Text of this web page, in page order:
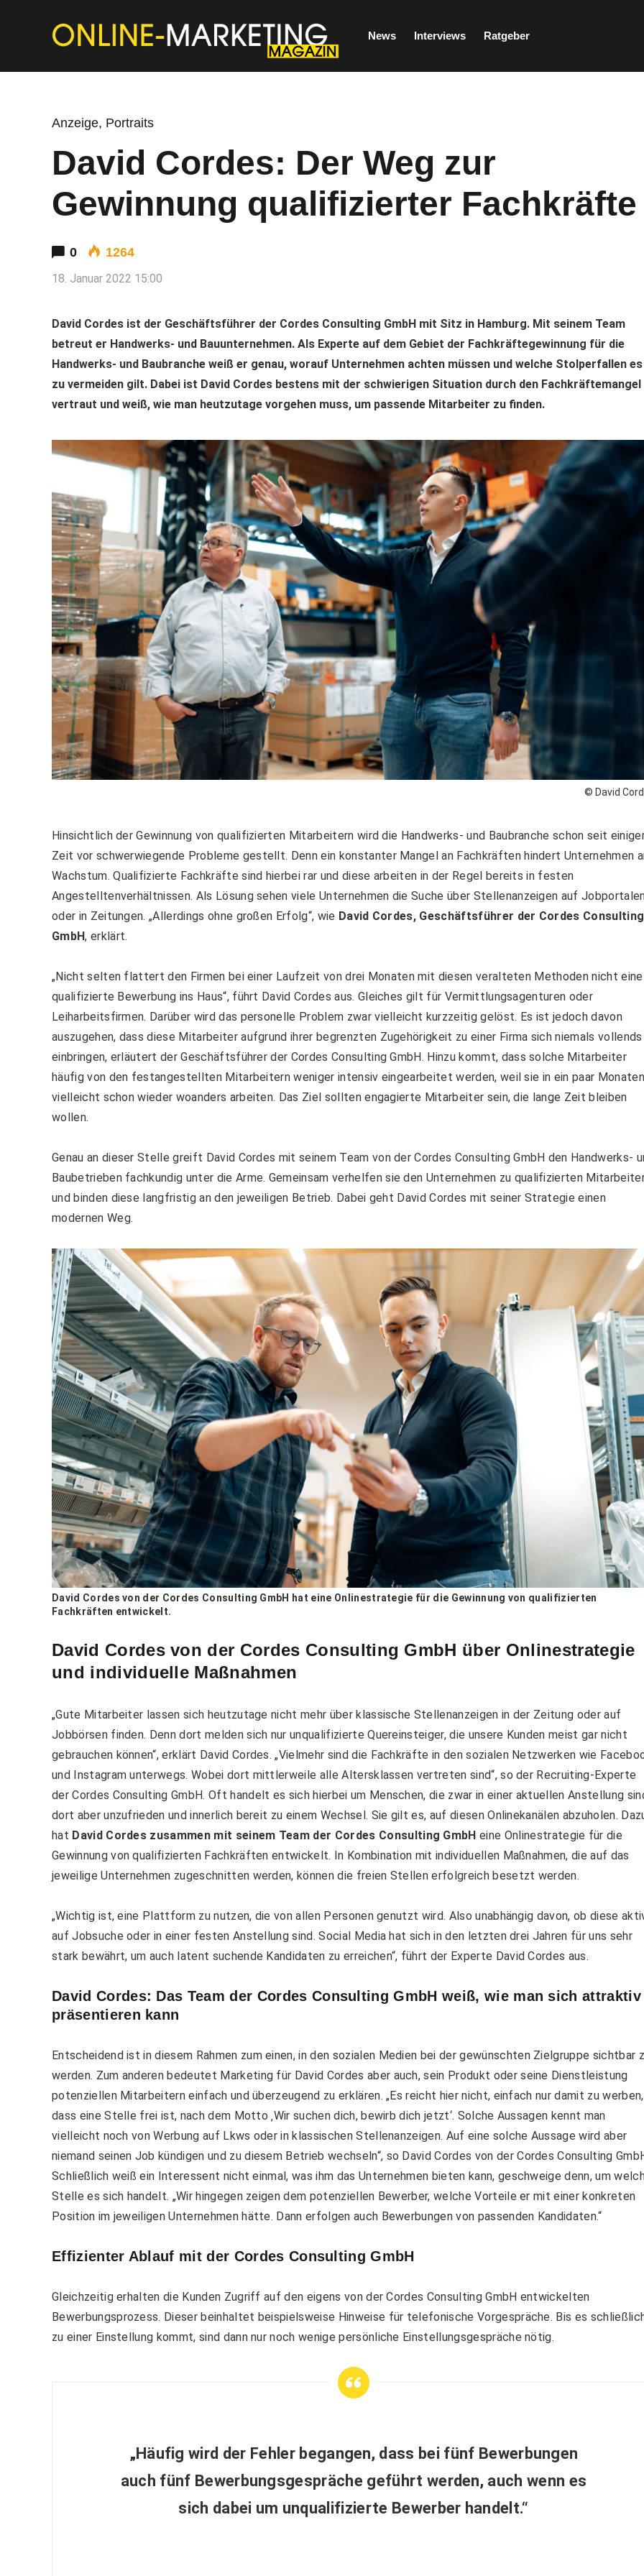
News Interviews Ratgeber
Anzeige, Portraits
David Cordes: Der Weg zur
Gewinnung qualifizierter Fachkräfte
0 1264
18. Januar 2022 15:00
David Cordes ist der Geschäftsführer der Cordes Consulting GmbH mit Sitz in Hamburg. Mit seinem Team
betreut er Handwerks- und Bauunternehmen. Als Experte auf dem Gebiet der Fachkräftegewinnung für die
Handwerks- und Baubranche weiß er genau, worauf Unternehmen achten müssen und welche Stolperfallen es
zu vermeiden gilt. Dabei ist David Cordes bestens mit der schwierigen Situation durch den Fachkräftemangel
vertraut und weiß, wie man heutzutage vorgehen muss, um passende Mitarbeiter zu finden.
© David
Hinsichtlich der Gewinnung von qualifizierten Mitarbeitern wird die Handwerks- und Baubranche schon seit
Zeit vor schwerwiegende Probleme gestellt. Denn ein konstanter Mangel an Fachkräften hindert Unternehmen
Wachstum. Qualifizierte Fachkräfte sind hierbei rar und diese arbeiten in der Regel bereits in festen
Angestelltenverhältnissen. Als Lösung sehen viele Unternehmen die Suche über Stellenanzeigen auf
oder in Zeitungen. „Allerdings ohne großen Erfolg“, wie David Cordes, Geschäftsführer der Cordes Consulting
GmbH, erklärt.
„Nicht selten flattert den Firmen bei einer Laufzeit von drei Monaten mit diesen veralteten Methoden nicht eine
qualifizierte Bewerbung ins Haus“, führt David Cordes aus. Gleiches gilt für Vermittlungsagenturen oder
Leiharbeitsfirmen. Darüber wird das personelle Problem zwar vielleicht kurzzeitig gelöst. Es ist jedoch davon
auszugehen, dass diese Mitarbeiter aufgrund ihrer begrenzten Zugehörigkeit zu einer Firma sich niemals vollends
einbringen, erläutert der Geschäftsführer der Cordes Consulting GmbH. Hinzu kommt, dass solche Mitarbeiter
häufig von den festangestellten Mitarbeitern weniger intensiv eingearbeitet werden, weil sie in ein paar Monaten
vielleicht schon wieder woanders arbeiten. Das Ziel sollten engagierte Mitarbeiter sein, die lange Zeit bleiben
wollen.
Genau an dieser Stelle greift David Cordes mit seinem Team von der Cordes Consulting GmbH den Handwerks-
Baubetrieben fachkundig unter die Arme. Gemeinsam verhelfen sie den Unternehmen zu qualifizierten
und binden diese langfristig an den jeweiligen Betrieb. Dabei geht David Cordes mit seiner Strategie einen
modernen Weg.
David Cordes von der Cordes Consulting GmbH hat eine Onlinestrategie für die Gewinnung von qualifizierten
Fachkräften entwickelt.
David Cordes von der Cordes Consulting GmbH über Onlinestrategie
und individuelle Maßnahmen
„Gute Mitarbeiter lassen sich heutzutage nicht mehr über klassische Stellenanzeigen in der Zeitung oder auf
Jobbörsen finden. Denn dort melden sich nur unqualifizierte Quereinsteiger, die unsere Kunden meist gar nicht
gebrauchen können“, erklärt David Cordes. „Vielmehr sind die Fachkräfte in den sozialen Netzwerken wie
und Instagram unterwegs. Wobei dort mittlerweile alle Altersklassen vertreten sind“, so der Recruiting-Experte
der Cordes Consulting GmbH. Oft handelt es sich hierbei um Menschen, die zwar in einer aktuellen Anstellung
dort aber unzufrieden und innerlich bereit zu einem Wechsel. Sie gilt es, auf diesen Onlinekanälen abzuholen.
hat David Cordes zusammen mit seinem Team der Cordes Consulting GmbHeine Onlinestrategie für die
Gewinnung von qualifizierten Fachkräften entwickelt. In Kombination mit individuellen Maßnahmen, die auf das
jeweilige Unternehmen zugeschnitten werden, können die freien Stellen erfolgreich besetzt werden.
„Wichtig ist, eine Plattform zu nutzen, die von allen Personen genutzt wird. Also unabhängig davon, ob diese
auf Jobsuche oder in einer festen Anstellung sind. Social Media hat sich in den letzten drei Jahren für uns sehr
stark bewährt, um auch latent suchende Kandidaten zu erreichen“, führt der Experte David Cordes aus.
David Cordes: Das Team der Cordes Consulting GmbH weiß, wie man sich attraktiv
präsentieren kann
Entscheidend ist in diesem Rahmen zum einen, in den sozialen Medien bei der gewünschten Zielgruppe sichtbar
werden. Zum anderen bedeutet Marketing für David Cordes aber auch, sein Produkt oder seine Dienstleistung
potenziellen Mitarbeitern einfach und überzeugend zu erklären. „Es reicht hier nicht, einfach nur damit zu werben,
dass eine Stelle frei ist, nach dem Motto ‚Wir suchen dich, bewirb dich jetzt‘. Solche Aussagen kennt man
vielleicht noch von Werbung auf Lkws oder in klassischen Stellenanzeigen. Auf eine solche Aussage wird aber
niemand seinen Job kündigen und zu diesem Betrieb wechseln“, so David Cordes von der Cordes Consulting
Schließlich weiß ein Interessent nicht einmal, was ihm das Unternehmen bieten kann, geschweige denn, um
Stelle es sich handelt. „Wir hingegen zeigen dem potenziellen Bewerber, welche Vorteile er mit einer konkreten
Position im jeweiligen Unternehmen hätte. Dann erfolgen auch Bewerbungen von passenden Kandidaten.“
Effizienter Ablauf mit der Cordes Consulting GmbH
Gleichzeitig erhalten die Kunden Zugriff auf den eigens von der Cordes Consulting GmbH entwickelten
Bewerbungsprozess. Dieser beinhaltet beispielsweise Hinweise für telefonische Vorgespräche. Bis es
zu einer Einstellung kommt, sind dann nur noch wenige persönliche Einstellungsgespräche nötig.
„Häufig wird der Fehler begangen, dass bei fünf Bewerbungen
auch fünf Bewerbungsgespräche geführt werden, auch wenn es
sich dabei um unqualifizierte Bewerber handelt.“